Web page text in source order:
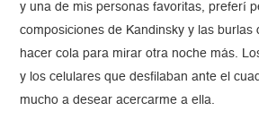
y una de mis personas favoritas, preferí
composiciones de Kandinsky y las burlas
hacer cola para mirar otra noche más.
y los celulares que desfilaban ante el
mucho a desear acercarme a ella.